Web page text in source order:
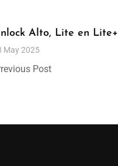
Alto, Lite en Lite+
May 2025
Post